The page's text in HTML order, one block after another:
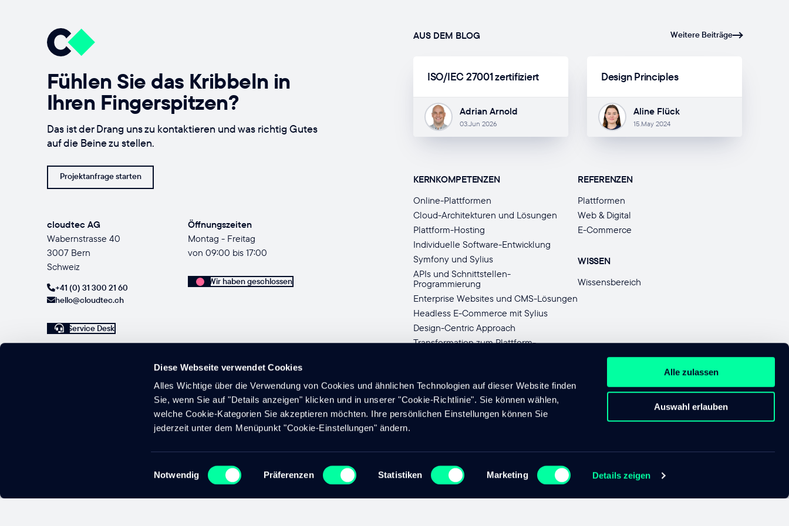
Diese Webseite verwendet Cookies
Alles Wichtige über die Verwendung von Cookies und ähnlichen Technologien auf dieser Website finden
Sie, wenn Sie auf "Details anzeigen" klicken und in unserer "Cookie-Richtlinie". Sie können wählen,
welche Cookie-Kategorien Sie akzeptieren möchten. Ihre persönlichen Einstellungen können Sie
jederzeit unter dem Menüpunkt "Cookie-Einstellungen" ändern.
Einwilligungsauswahl
Notwendig Präferenzen Statistiken Marketing Details zeigen
Alle zulassen
Auswahl erlauben
Fühlen Sie das Kribbeln in
Ihren Fingerspitzen?
Das ist der Drang uns zu kontaktieren und was richtig Gutes
auf die Beine zu stellen.
Projektanfrage starten
cloudtec AG
Wabernstrasse 40
3007 Bern
Schweiz
+41 (0) 31 300 21 60
hello@cloudtec.ch
Service Desk
Öffnungszeiten
Montag - Freitag
von 09:00 bis 17:00
Wir haben geschlossen
AUS DEM BLOG Weitere Beiträge
ISO/IEC 27001 zertifiziert
Adrian Arnold
03.Jun 2026
Design Principles
Aline Flück
15.May 2024
KERNKOMPETENZEN
Online-Plattformen
Cloud-Architekturen und Lösungen
Plattform-Hosting
Individuelle Software-Entwicklung
Symfony und Sylius
APIs und Schnittstellen-
Programmierung
Enterprise Websites und CMS-Lösungen
Headless E-Commerce mit Sylius
Design-Centric Approach
Transformation zum Plattform-
REFERENZEN
Plattformen
Web & Digital
E-Commerce
WISSEN
Wissensbereich
2026 © cloudtec AG — Alle Rechte vorbehalten. Cookie EinstellungenDatenschutz